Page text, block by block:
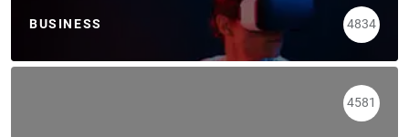
BUSINESS 4834
4581